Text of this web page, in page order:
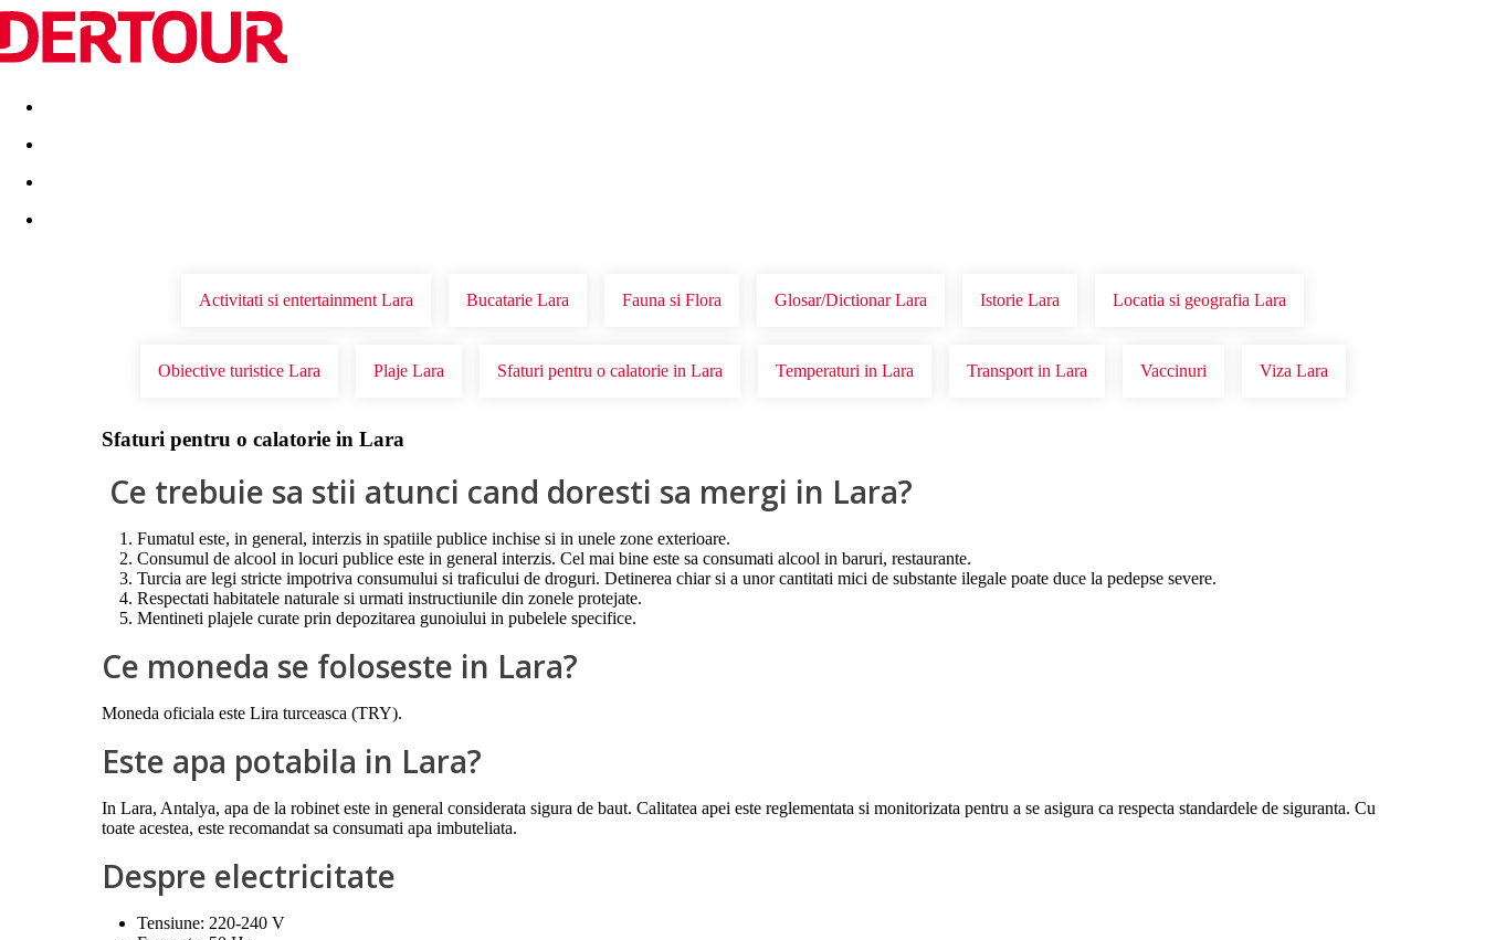
Destinatii Vacanta perfecta OFERTE DE NERATAT
Activitati si entertainment Lara Bucatarie Lara Fauna si Flora Glosar/Dictionar Lara Istorie Lara Locatia si geografia Lara
Obiective turistice Lara Plaje Lara Sfaturi pentru o calatorie in Lara Temperaturi in Lara Transport in Lara Vaccinuri Viza Lara
Sfaturi pentru o calatorie in Lara
Ce trebuie sa stii atunci cand doresti sa mergi in Lara?
Fumatul este, in general, interzis in spatiile publice inchise si in unele zone exterioare.
Consumul de alcool in locuri publice este in general interzis. Cel mai bine este sa consumati alcool in baruri, restaurante.
Turcia are legi stricte impotriva consumului si traficului de droguri. Detinerea chiar si a unor cantitati mici de substante ilegale poate duce la pedepse severe.
Respectati habitatele naturale si urmati instructiunile din zonele protejate.
Mentineti plajele curate prin depozitarea gunoiului in pubelele specifice.
Ce moneda se foloseste in Lara?
Moneda oficiala este Lira turceasca (TRY).
Este apa potabila in Lara?
In Lara, Antalya, apa de la robinet este in general considerata sigura de baut. Calitatea apei este reglementata si monitorizata pentru a se asigura ca respecta standardele de siguranta. Cu
toate acestea, este recomandat sa consumati apa imbuteliata.
Despre electricitate
Tensiune: 220-240 V